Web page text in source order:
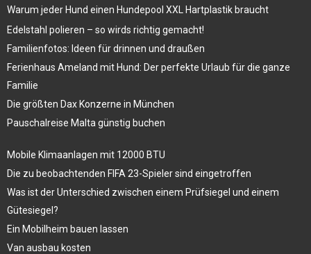
Warum jeder Hund einen Hundepool XXL Hartplastik braucht
Edelstahl polieren – so wirds richtig gemacht!
Familienfotos: Ideen für drinnen und draußen
Ferienhaus Ameland mit Hund: Der perfekte Urlaub für die ganze
Familie
Die größten Dax Konzerne in München
Pauschalreise Malta günstig buchen
Mobile Klimaanlagen mit 12000 BTU
Die zu beobachtenden FIFA 23-Spieler sind eingetroffen
Was ist der Unterschied zwischen einem Prüfsiegel und einem
Gütesiegel?
Ein Mobilheim bauen lassen
Van ausbau kosten